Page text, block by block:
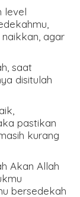
level
agar
saat
disitulah
pastikan
kurang
Akan Allah
bersedekah